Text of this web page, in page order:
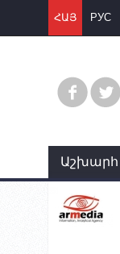
ՀԱՅ РУС
Աշխարհ